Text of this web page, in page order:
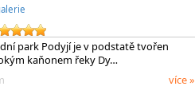
park Podyjí je v podstatě tvořen
kaňonem řeky Dy…
více »